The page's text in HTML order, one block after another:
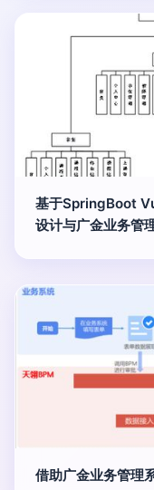
基于SpringBoot
设计与广金业务管
借助广金业务管理